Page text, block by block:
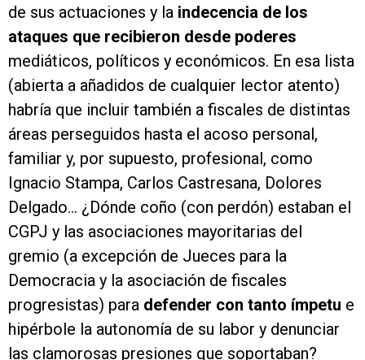
de sus actuaciones y la indecencia de los
ataques que recibieron desde poderes
mediáticos, políticos y económicos. En esa lista
(abierta a añadidos de cualquier lector atento)
habría que incluir también a fiscales de distintas
áreas perseguidos hasta el acoso personal,
familiar y, por supuesto, profesional, como
Ignacio Stampa, Carlos Castresana, Dolores
Delgado… ¿Dónde coño (con perdón) estaban el
CGPJ y las asociaciones mayoritarias del
gremio (a excepción de Jueces para la
Democracia y la asociación de fiscales
progresistas) para defender con tanto ímpetu e
hipérbole la autonomía de su labor y denunciar
las clamorosas presiones que soportaban?